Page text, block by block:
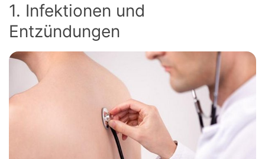
1. Infektionen und
Entzündungen